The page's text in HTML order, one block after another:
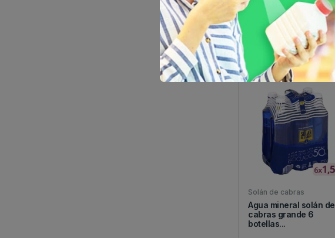
Agua mineral
bronchales pequeña
tapón infantil...
desde 0.4 €
Solán de cabras
Agua mineral solán de
cabras grande 6
botellas...